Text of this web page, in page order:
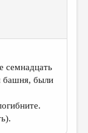
семнадцать
башня, были